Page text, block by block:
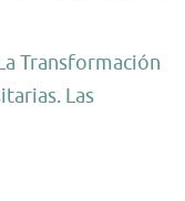
Transformación
Las